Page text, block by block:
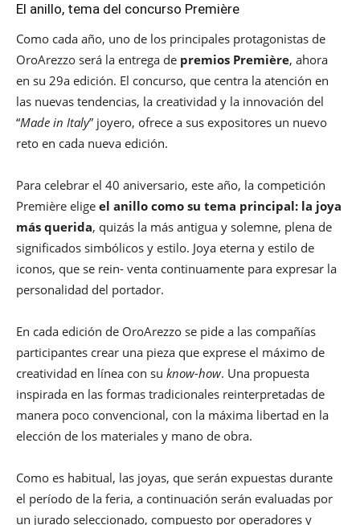
El anillo, tema del concurso Première
Como cada año, uno de los principales protagonistas de
OroArezzo será la entrega de premios Première, ahora
en su 29a edición. El concurso, que centra la atención en
las nuevas tendencias, la creatividad y la innovación del
“Made in Italy” joyero, ofrece a sus expositores un nuevo
reto en cada nueva edición.
Para celebrar el 40 aniversario, este año, la competición
Première elige el anillo como su tema principal: la joya
más querida, quizás la más antigua y solemne, plena de
significados simbólicos y estilo. Joya eterna y estilo de
iconos, que se rein- venta continuamente para expresar la
personalidad del portador.
En cada edición de OroArezzo se pide a las compañías
participantes crear una pieza que exprese el máximo de
creatividad en línea con su know-how. Una propuesta
inspirada en las formas tradicionales reinterpretadas de
manera poco convencional, con la máxima libertad en la
elección de los materiales y mano de obra.
Como es habitual, las joyas, que serán expuestas durante
el período de la feria, a continuación serán evaluadas por
un jurado seleccionado, compuesto por operadores y